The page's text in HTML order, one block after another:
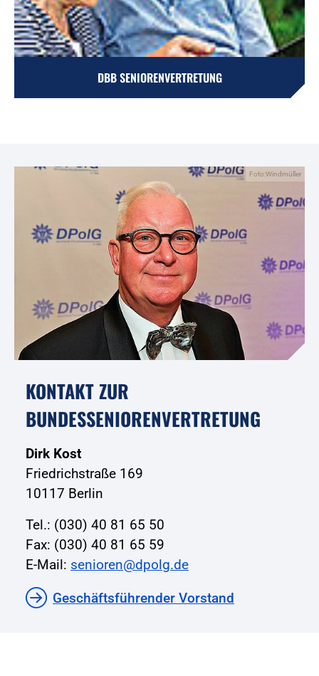
DBB SENIORENVERTRETUNG
KONTAKT ZUR
BUNDESSENIORENVERTRETUNG
Dirk Kost
Friedrichstraße 169
10117 Berlin
Tel.: (030) 40 81 65 50
Fax: (030) 40 81 65 59
E-Mail: senioren@dpolg.de
Geschäftsführender Vorstand
Foto:Windmüller